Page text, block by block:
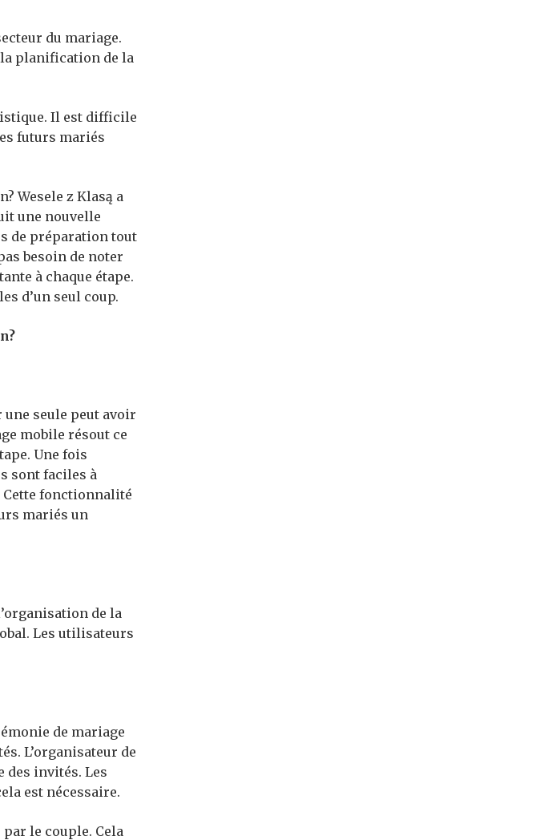
du mariage.
planification de la
Il est difficile
futurs mariés
Wesele z Klasą a
une nouvelle
de préparation tout
besoin de noter
à chaque étape.
d’un seul coup.
seule peut avoir
mobile résout ce
Une fois
sont faciles à
Cette fonctionnalité
mariés un
de la
Les utilisateurs
de mariage
L’organisateur de
des invités. Les
est nécessaire.
le couple. Cela